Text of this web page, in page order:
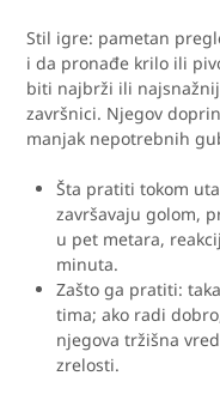
Stil igre: pametan
i da pronađe krilo ili
biti najbrži ili
završnici. Njegov
manjak nepotrebnih
Šta pratiti tokom
završavaju golom,
u pet metara,
minuta.
Zašto ga pratiti:
tima; ako radi
njegova tržišna
zrelosti.